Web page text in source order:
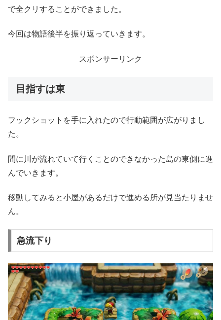
で全クリすることができました。
今回は物語後半を振り返っていきます。
スポンサーリンク
目指すは東
フックショットを手に入れたので行動範囲が広がりまし
た。
間に川が流れていて行くことのできなかった島の東側に進
んでいきます。
移動してみると小屋があるだけで進める所が見当たりませ
ん。
急流下り